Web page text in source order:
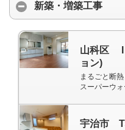
新築・増築工事
山科区 I
ョン)
スーパーウ
宇治市 T